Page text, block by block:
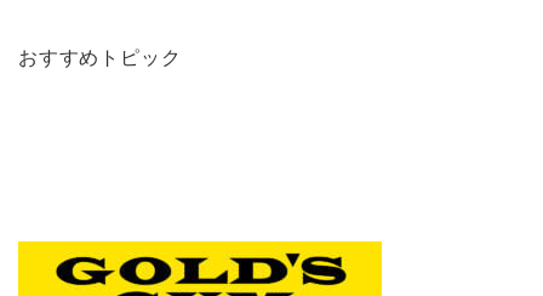
おすすめトピック